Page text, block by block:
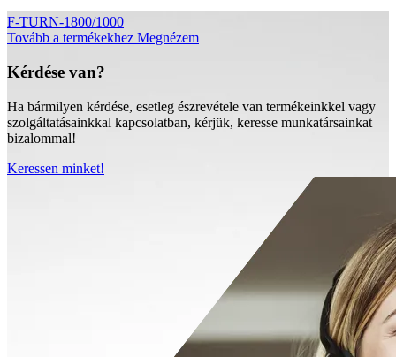
F-TURN-1800/1000
Tovább a termékekhez Megnézem
Kérdése van?
Ha bármilyen kérdése, esetleg észrevétele van termékeinkkel vagy
szolgáltatásainkkal kapcsolatban, kérjük, keresse munkatársainkat
bizalommal!
Keressen minket!